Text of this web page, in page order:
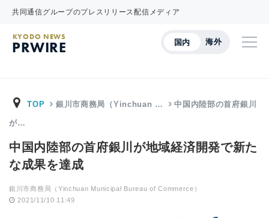
共同通信グループのプレスリリース配信メディア
国内 海外
KYODO NEWS
PRWIRE
TOP 銀川市商務局（Yinchuan … 中国内陸部の首府銀川
が…
中国内陸部の首府銀川が地域経済開発で新た
な成果を達成
銀川市商務局（Yinchuan Municipal Bureau of Commerce）
2021/11/10 11:49